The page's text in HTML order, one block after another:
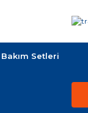
Bakım Setleri